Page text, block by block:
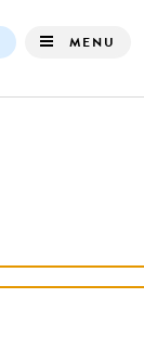
MENU